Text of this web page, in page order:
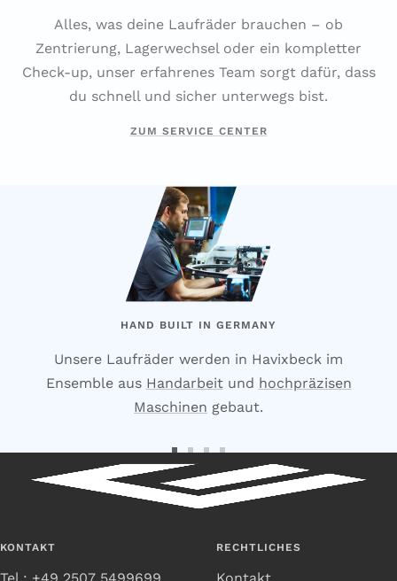
Alles, was deine Laufräder brauchen – ob
Zentrierung, Lagerwechsel oder ein kompletter
Check-up, unser erfahrenes Team sorgt dafür, dass
du schnell und sicher unterwegs bist.
ZUM SERVICE CENTER
HAND BUILT IN GERMANY
Unsere Laufräder werden in Havixbeck im
Ensemble aus Handarbeitund hochpräzisen
Maschinen gebaut.
Zur
Slide
1
Zur
Slide
2
Slide
3
Slide
4
KONTAKT RECHTLICHES